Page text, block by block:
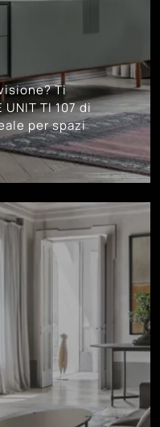
Ti
TI 107 di
per spazi